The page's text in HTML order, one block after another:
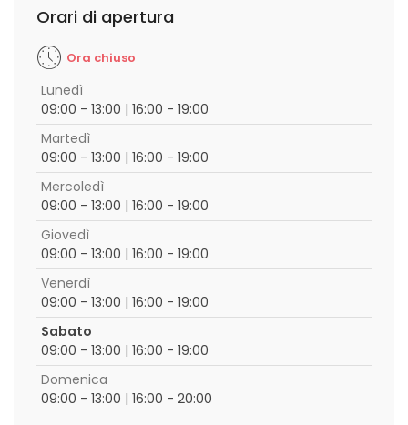
Orari di apertura
Ora chiuso
Lunedì
09:00 - 13:00 | 16:00 - 19:00
Martedì
09:00 - 13:00 | 16:00 - 19:00
Mercoledì
09:00 - 13:00 | 16:00 - 19:00
Giovedì
09:00 - 13:00 | 16:00 - 19:00
Venerdì
09:00 - 13:00 | 16:00 - 19:00
Sabato
09:00 - 13:00 | 16:00 - 19:00
Domenica
09:00 - 13:00 | 16:00 - 20:00